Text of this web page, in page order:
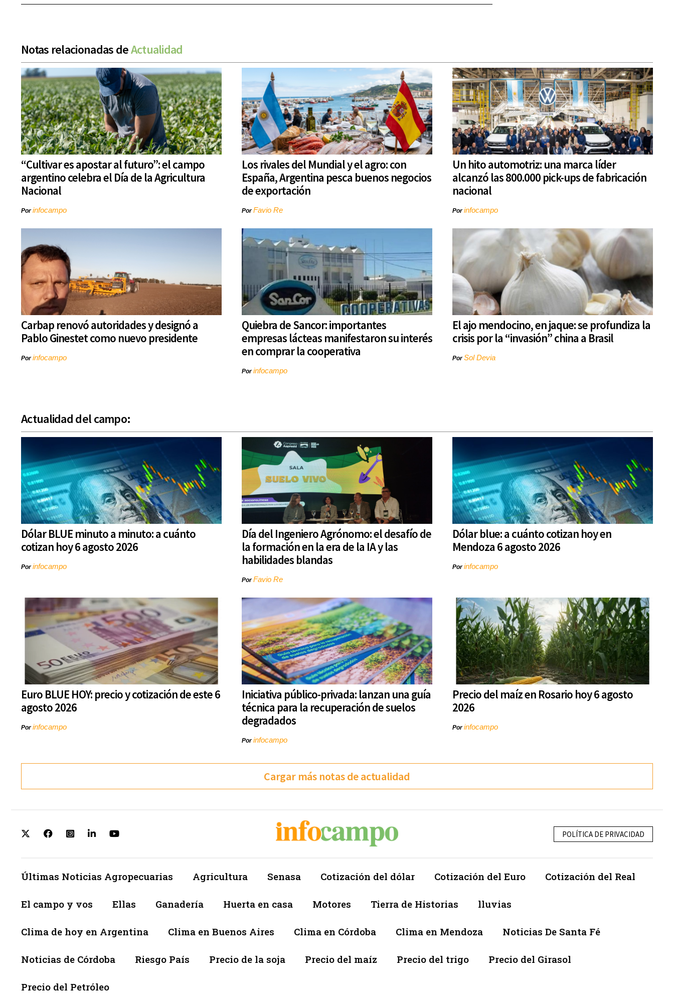
Notas relacionadas deActualidad
“Cultivar es apostar al futuro”: el campo
argentino celebra el Día de la Agricultura
Nacional
Porinfocampo
Los rivales del Mundial y el agro: con
España, Argentina pesca buenos negocios
de exportación
PorFavio Re
Un hito automotriz: una marca líder
alcanzó las 800.000 pick-ups de fabricación
nacional
Porinfocampo
Carbap renovó autoridades y designó a
Pablo Ginestet como nuevo presidente
Porinfocampo
Quiebra de Sancor: importantes
empresas lácteas manifestaron su interés
en comprar la cooperativa
Porinfocampo
El ajo mendocino, en jaque: se profundiza la
crisis por la “invasión” china a Brasil
PorSol Devia
Actualidad del campo:
Dólar BLUE minuto a minuto: a cuánto
cotizan hoy 6 agosto 2026
Porinfocampo
Día del Ingeniero Agrónomo: el desafío de
la formación en la era de la IA y las
habilidades blandas
PorFavio Re
Dólar blue: a cuánto cotizan hoy en
Mendoza 6 agosto 2026
Porinfocampo
Euro BLUE HOY: precio y cotización de este 6
agosto 2026
Porinfocampo
Iniciativa público-privada: lanzan una guía
técnica para la recuperación de suelos
degradados
Porinfocampo
Precio del maíz en Rosario hoy 6 agosto
2026
Porinfocampo
Cargar más notas de actualidad
POLÍTICA DE PRIVACIDAD
Últimas Noticias Agropecuarias Agricultura Senasa Cotización del dólar Cotización del Euro Cotización del Real
El campo y vos Ellas Ganadería Huerta en casa Motores Tierra de Historias lluvias
Clima de hoy en Argentina Clima en Buenos Aires Clima en Córdoba Clima en Mendoza Noticias De Santa Fé
Noticias de Córdoba Riesgo País Precio de la soja Precio del maíz Precio del trigo Precio del Girasol
Precio del Petróleo